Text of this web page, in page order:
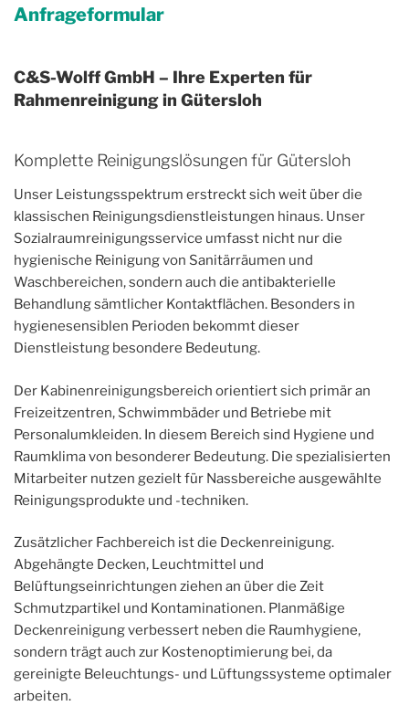
Anfrageformular
C&S-Wolff GmbH – Ihre Experten für
Rahmenreinigung in Gütersloh
Komplette Reinigungslösungen für Gütersloh
Unser Leistungsspektrum erstreckt sich weit über die
klassischen Reinigungsdienstleistungen hinaus. Unser
Sozialraumreinigungsservice umfasst nicht nur die
hygienische Reinigung von Sanitärräumen und
Waschbereichen, sondern auch die antibakterielle
Behandlung sämtlicher Kontaktflächen. Besonders in
hygienesensiblen Perioden bekommt dieser
Dienstleistung besondere Bedeutung.
Der Kabinenreinigungsbereich orientiert sich primär an
Freizeitzentren, Schwimmbäder und Betriebe mit
Personalumkleiden. In diesem Bereich sind Hygiene und
Raumklima von besonderer Bedeutung. Die spezialisierten
Mitarbeiter nutzen gezielt für Nassbereiche ausgewählte
Reinigungsprodukte und -techniken.
Zusätzlicher Fachbereich ist die Deckenreinigung.
Abgehängte Decken, Leuchtmittel und
Belüftungseinrichtungen ziehen an über die Zeit
Schmutzpartikel und Kontaminationen. Planmäßige
Deckenreinigung verbessert neben die Raumhygiene,
sondern trägt auch zur Kostenoptimierung bei, da
gereinigte Beleuchtungs- und Lüftungssysteme optimaler
arbeiten.